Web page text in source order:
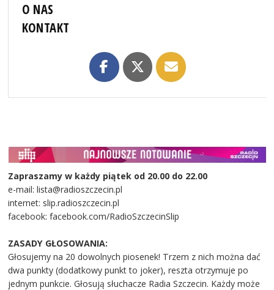
O NAS
KONTAKT
Zapraszamy w każdy piątek od 20.00 do 22.00
e-mail: lista@radioszczecin.pl
internet: slip.radioszczecin.pl
facebook: facebook.com/RadioSzczecinSlip
ZASADY GŁOSOWANIA:
Głosujemy na 20 dowolnych piosenek! Trzem z nich można dać
dwa punkty (dodatkowy punkt to joker), reszta otrzymuje po
jednym punkcie. Głosują słuchacze Radia Szczecin. Każdy może